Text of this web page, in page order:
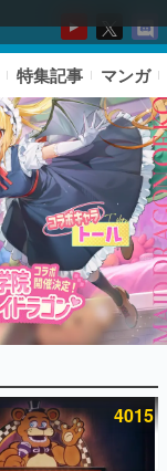
特集記事 マンガ
4015